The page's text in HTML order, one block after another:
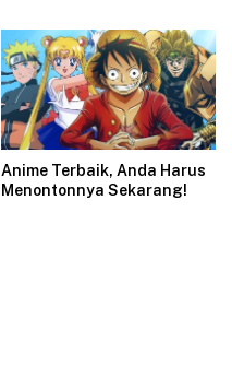
Anime Terbaik, Anda Harus
Menontonnya Sekarang!